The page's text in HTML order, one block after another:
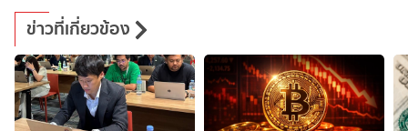
ข่าวที่เกี่ยวข้อง